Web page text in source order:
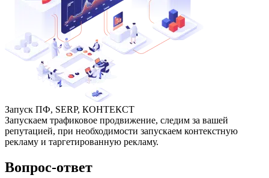
Запуск ПФ, SERP, КОНТЕКСТ
Запускаем трафиковое продвижение, следим за вашей
репутацией, при необходимости запускаем контекстную
рекламу и таргетированную рекламу.
Вопрос-ответ